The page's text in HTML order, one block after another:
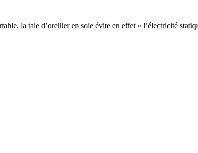
la taie d’oreiller en soie évite en effet « l’électricité